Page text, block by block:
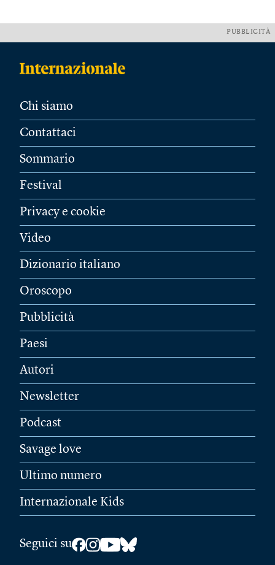
PUBBLICITÀ
Chi siamo
Contattaci
Sommario
Festival
Privacy e cookie
Video
Dizionario italiano
Oroscopo
Pubblicità
Paesi
Autori
Newsletter
Podcast
Savage love
Ultimo numero
Internazionale Kids
Seguici su